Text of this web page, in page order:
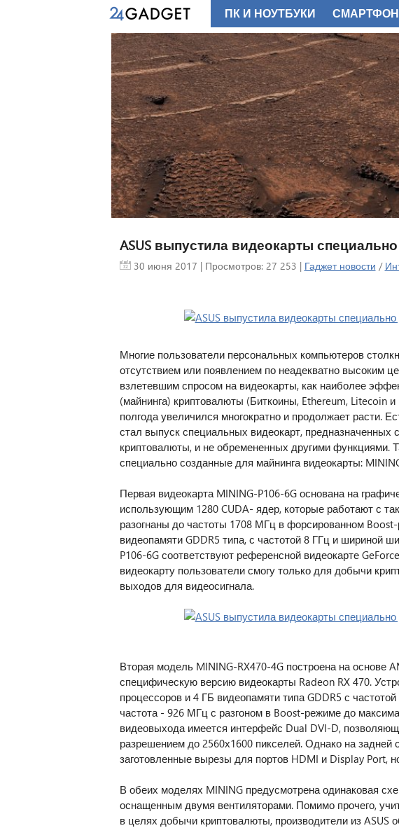
ASUS выпустила видеокарты
30 июня 2017 | Просмотров: 27 253 | Гаджет новости /
Многие пользователи персональных компьютеров
отсутствием или появлением по неадекватно высоким
взлетевшим спросом на видеокарты, как наиболее
(майнинга) криптовалюты (Биткоины, Ethereum, Litecoin
полгода увеличился многократно и продолжает расти.
стал выпуск специальных видеокарт,
криптовалюты, и не обремененных другими функциями.
специально созданные для майнинга видеокарты:
Первая видеокарта MINING-P106-6G основана на
использующим 1280 CUDA- ядер, которые работают с
разогнаны до частоты 1708 МГц в форсированном
видеопамяти GDDR5 типа, с частотой 8 ГГц и шириной
P106-6G соответствуют референсной видеокарте
видеокарту пользователи смогу только для добычи
выходов для видеосигнала.
Вторая модель MINING-RX470-4G построена на основе
специфическую версию видеокарты Radeon RX 470.
процессоров и 4 ГБ видеопамяти типа GDDR5 с
частота - 926 МГц с разгоном в Boost-режиме до
видеовыхода имеется интерфейс Dual DVI-D,
разрешением до 2560х1600 пикселей. Однако на задней
заготовленные вырезы для портов HDMI и Display Port,
В обеих моделях MINING предусмотрена одинаковая
оснащенным двумя вентиляторами. Помимо прочего,
в целях добычи криптовалюты, производители из ASUS
ПК И НОУТБУКИ